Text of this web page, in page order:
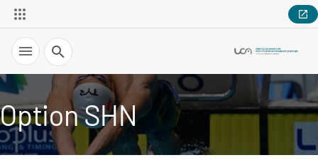
Recherche
Option SHN